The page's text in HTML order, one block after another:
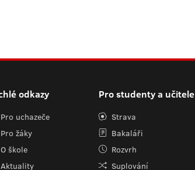
odkazy
Pro uchazeče
Pro žáky
O škole
Aktuality
Pro studenty a učitele
Strava
Bakaláři
Rozvrh
Suplování